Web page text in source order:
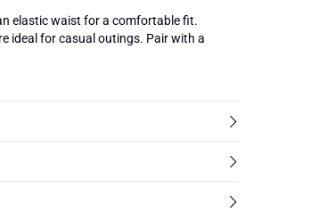
elastic waist for a comfortable fit.
ideal for casual outings. Pair with a